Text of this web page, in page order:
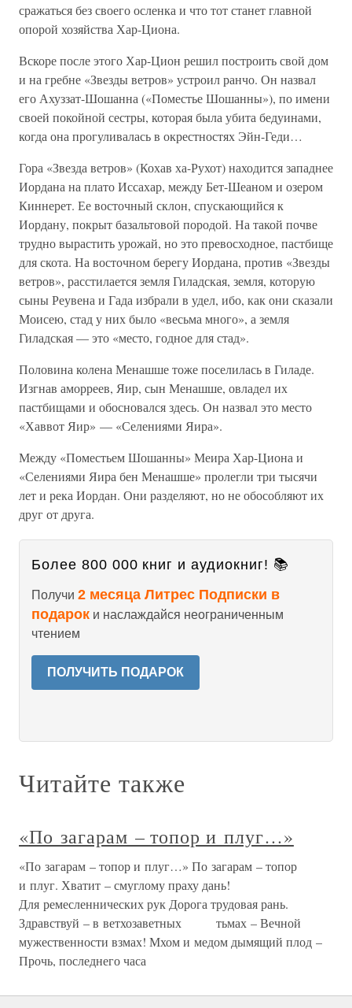
сражаться без своего осленка и что тот станет главной
опорой хозяйства Хар-Циона.
Вскоре после этого Хар-Цион решил построить свой дом
и на гребне «Звезды ветров» устроил ранчо. Он назвал
его Ахуззат-Шошанна («Поместье Шошанны»), по имени
своей покойной сестры, которая была убита бедуинами,
когда она прогуливалась в окрестностях Эйн-Геди…
Гора «Звезда ветров» (Кохав ха-Рухот) находится западнее
Иордана на плато Иссахар, между Бет-Шеаном и озером
Киннерет. Ее восточный склон, спускающийся к
Иордану, покрыт базальтовой породой. На такой почве
трудно вырастить урожай, но это превосходное, пастбище
для скота. На восточном берегу Иордана, против «Звезды
ветров», расстилается земля Гиладская, земля, которую
сыны Реувена и Гада избрали в удел, ибо, как они сказали
Моисею, стад у них было «весьма много», а земля
Гиладская — это «место, годное для стад».
Половина колена Менашше тоже поселилась в Гиладе.
Изгнав аморреев, Яир, сын Менашше, овладел их
пастбищами и обосновался здесь. Он назвал это место
«Хаввот Яир» — «Селениями Яира».
Между «Поместьем Шошанны» Меира Хар-Циона и
«Селениями Яира бен Менашше» пролегли три тысячи
лет и река Иордан. Они разделяют, но не обособляют их
друг от друга.
Более 800 000 книг и аудиокниг! 📚
Получи 2 месяца Литрес Подписки в
подарок и наслаждайся неограниченным
чтением
ПОЛУЧИТЬ ПОДАРОК
Читайте также
«По загарам – топор и плуг…»
«По загарам – топор и плуг…» По загарам – топор
и плуг. Хватит – смуглому праху дань!
Для ремесленнических рук Дорога трудовая рань.
Здравствуй – в ветхозаветных тьмах – Вечной
мужественности взмах! Мхом и медом дымящий плод –
Прочь, последнего часа